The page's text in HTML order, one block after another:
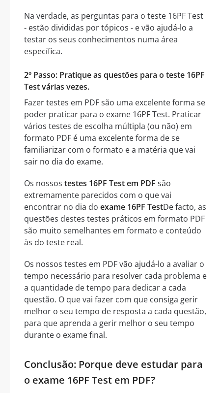
Na verdade, as perguntas para o teste 16PF Test
- estão divididas por tópicos - e vão ajudá-lo a
testar os seus conhecimentos numa área
específica.
2º Passo: Pratique as questões para o teste 16PF
Test várias vezes.
Fazer testes em PDF são uma excelente forma se
poder praticar para o exame 16PF Test. Praticar
vários testes de escolha múltipla (ou não) em
formato PDF é uma excelente forma de se
familiarizar com o formato e a matéria que vai
sair no dia do exame.
Os nossos testes 16PF Test em PDF são
extremamente parecidos com o que vai
encontrar no dia do exame 16PF TestDe facto, as
questões destes testes práticos em formato PDF
são muito semelhantes em formato e conteúdo
às do teste real.
Os nossos testes em PDF vão ajudá-lo a avaliar o
tempo necessário para resolver cada problema e
a quantidade de tempo para dedicar a cada
questão. O que vai fazer com que consiga gerir
melhor o seu tempo de resposta a cada questão,
para que aprenda a gerir melhor o seu tempo
durante o exame final.
Conclusão: Porque deve estudar para
o exame 16PF Test em PDF?